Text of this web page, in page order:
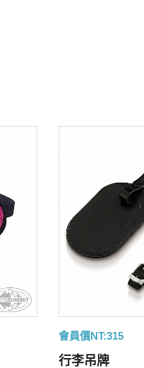
會員價NT:315
行李吊牌